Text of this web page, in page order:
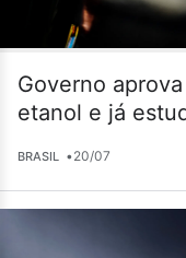
Governo
etanol e já
BRASIL •20/07